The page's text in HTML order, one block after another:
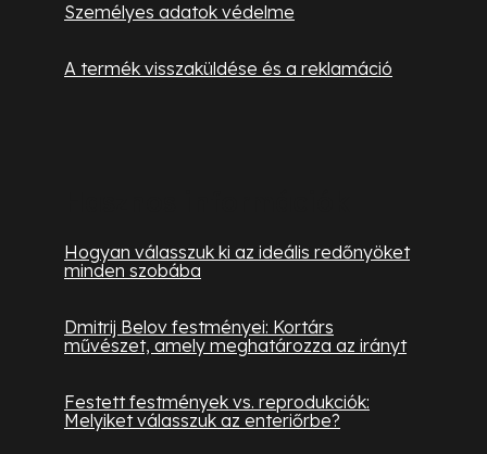
Személyes adatok védelme
A termék visszaküldése és a reklamáció
Hogyan válasszuk ki az ideális redőnyöket
minden szobába
Dmitrij Belov festményei: Kortárs
művészet, amely meghatározza az irányt
Festett festmények vs. reprodukciók:
Melyiket válasszuk az enteriőrbe?